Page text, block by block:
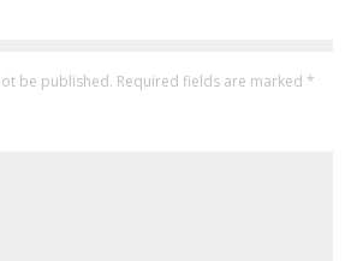
be published. Required fields are marked *